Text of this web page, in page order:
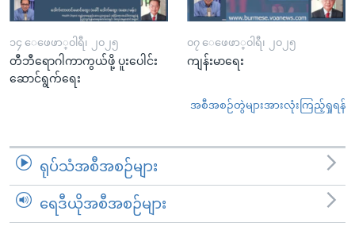
၁၄ ေဖေဖာ္၀ါရီ၊ ၂၀၂၅
တီဘီရောဂါကာကွယ်ဖို့ ပူးပေါင်း
ဆောင်ရွက်ရေး
၀၇ ေဖေဖာ္၀ါရီ၊ ၂၀၂၅
ကျန်းမာရေး
အစီအစဉ်တွဲများအားလုံးကြည့်ရှုရန်
ရုပ်သံအစီအစဉ်များ
ရေဒီယိုအစီအစဉ်များ